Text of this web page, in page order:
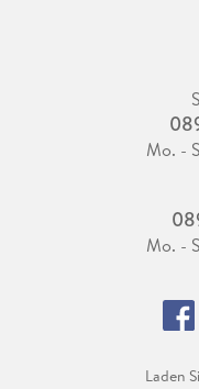
Mo. -
Mo. -
Laden